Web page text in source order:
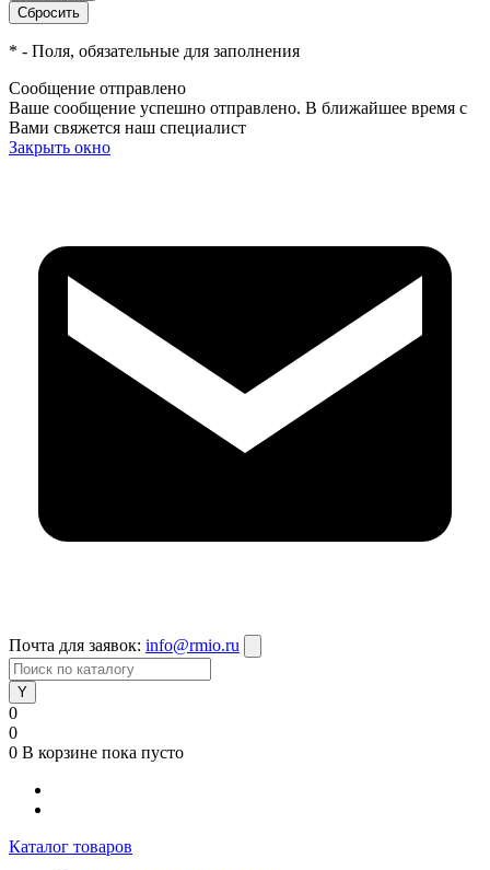
* - Поля, обязательные для заполнения
Сообщение отправлено
Ваше сообщение успешно отправлено. В ближайшее время с
Вами свяжется наш специалист
Закрыть окно
Почта для заявок: info@rmio.ru
0
0
0 В корзине пока пусто
Каталог товаров